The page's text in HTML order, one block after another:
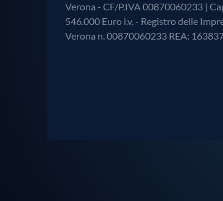
Verona - CF/P.IVA 00870060233 |
546.000 Euro i.v. - Registro delle
Verona n. 00870060233 REA: